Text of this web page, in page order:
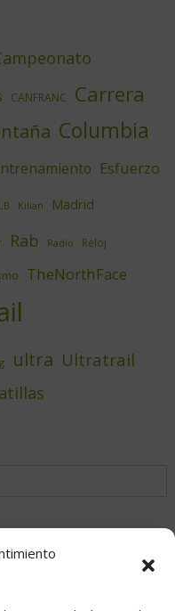
CANFRANC
Carrera
Columbia
Esfuerzo
Kilian Madrid
Rab Radio Reloj
TheNorthFace
ultra Ultratrail